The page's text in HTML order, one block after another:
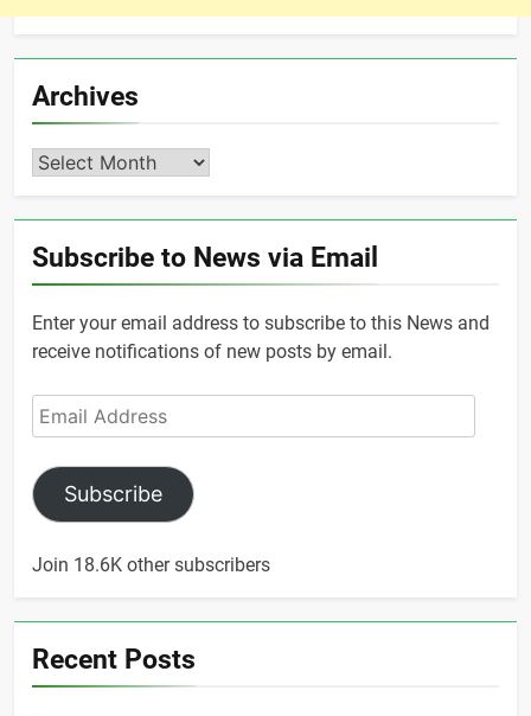
Archives
Archives
Subscribe to News via Email
Enter your email address to subscribe to this News and
receive notifications of new posts by email.
Email
Address
Subscribe
Join 18.6K other subscribers
Recent Posts